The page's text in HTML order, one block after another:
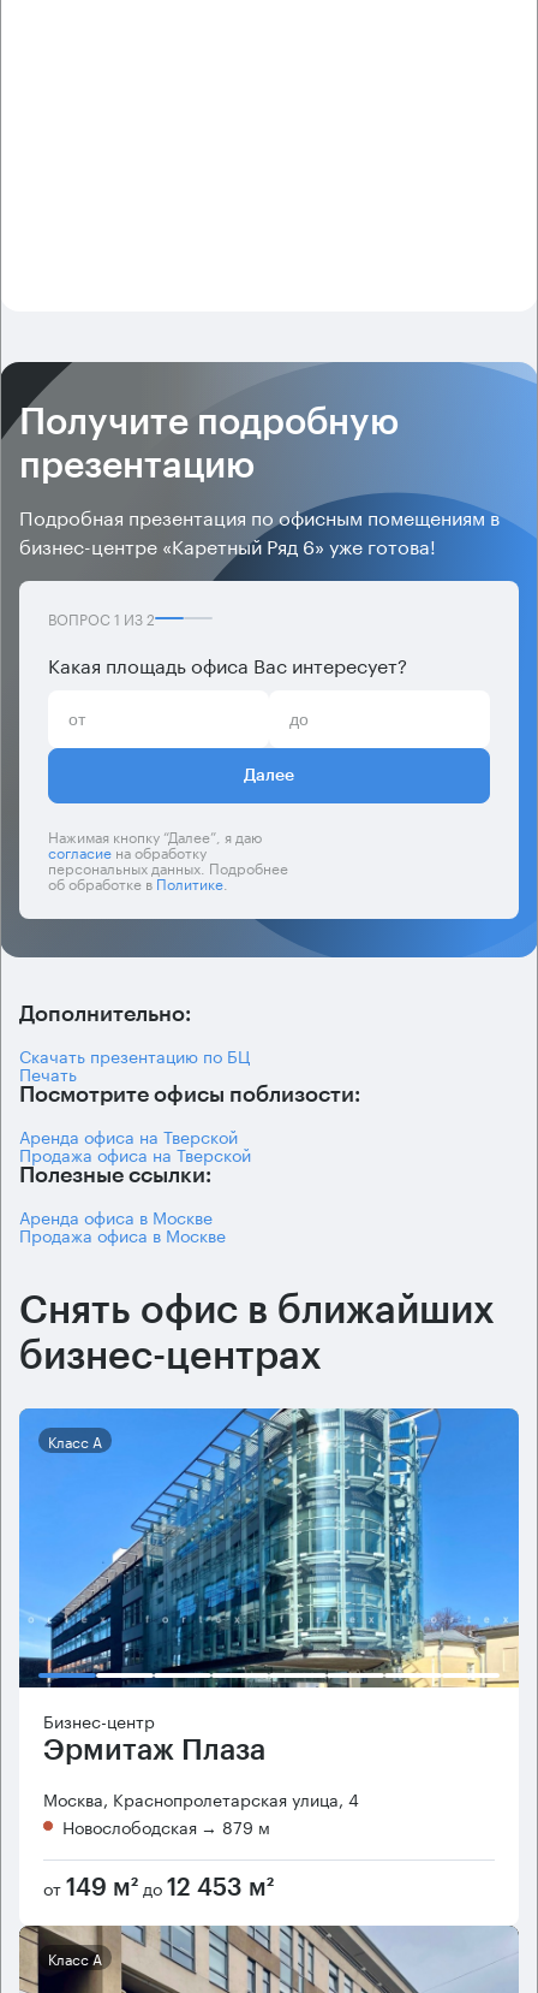
Получите подробную
презентацию
Подробная презентация по офисным помещениям в
бизнес-центре «Каретный Ряд 6» уже готова!
ВОПРОС 1 ИЗ2
Какая площадь офиса Вас интересует?
Далее
Нажимая кнопку “Далее”, я даю
согласиена обработку
персональных данных. Подробнее
об обработке вПолитике.
Дополнительно:
Скачать презентацию по БЦ
Печать
Посмотрите офисы поблизости:
Аренда офиса на Тверской
Продажа офиса на Тверской
Полезные ссылки:
Аренда офиса в Москве
Продажа офиса в Москве
Снять офис в ближайших
бизнес-центрах
Класс А
Бизнес-центр
Эрмитаж Плаза
Москва, Краснопролетарская улица, 4
Новослободская → 879 м
от 149 м² до 12 453 м²
Класс А